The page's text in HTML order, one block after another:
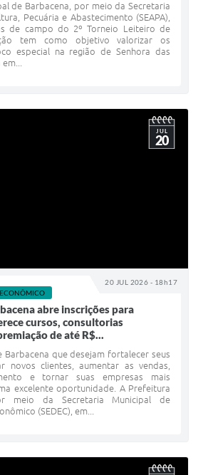
de Barbacena, por meio da Secretaria
Pecuária e Abastecimento (SEAPA),
de campo do 2º Torneio Leiteiro de
tem como objetivo valorizar os
especial na região de Senhora das
20 JUL 2026 - 18h17
JUL
20
abre inscrições para
cursos, consultorias
de até R$...
Barbacena que desejam fortalecer seus
novos clientes, aumentar as vendas,
e tornar suas empresas mais
excelente oportunidade. A Prefeitura
meio da Secretaria Municipal de
(SEDEC), em...